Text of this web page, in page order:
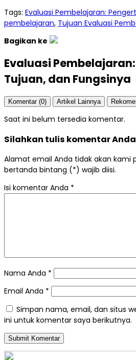
Tags: Evaluasi Pembelajaran:
pembelajaran, Tujuan Evaluasi
Bagikan ke
Evaluasi
Tujuan, dan Fungsinya
Komentar (0) Artikel Lainnya
Saat ini belum tersedia komentar.
Silahkan tulis komentar Anda
Alamat email Anda tidak akan kami
bertanda bintang (*) wajib diisi.
Isi komentar Anda *
Nama Anda *
Email Anda *
Simpan nama, email, dan situs
ini untuk komentar saya berikutnya.